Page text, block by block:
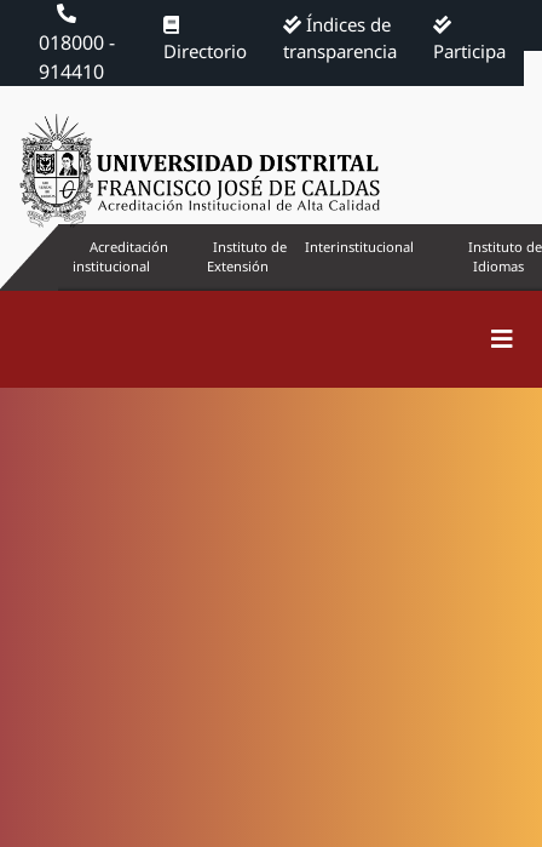
018000 -
914410
Directorio
Índices de
transparencia
Participa
Acreditación
institucional
Instituto de
Extensión
Interinstitucional
Instituto de
Idiomas